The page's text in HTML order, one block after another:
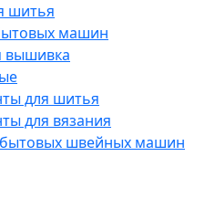
шитья
машин
для шитья
для вязания
швейных машин